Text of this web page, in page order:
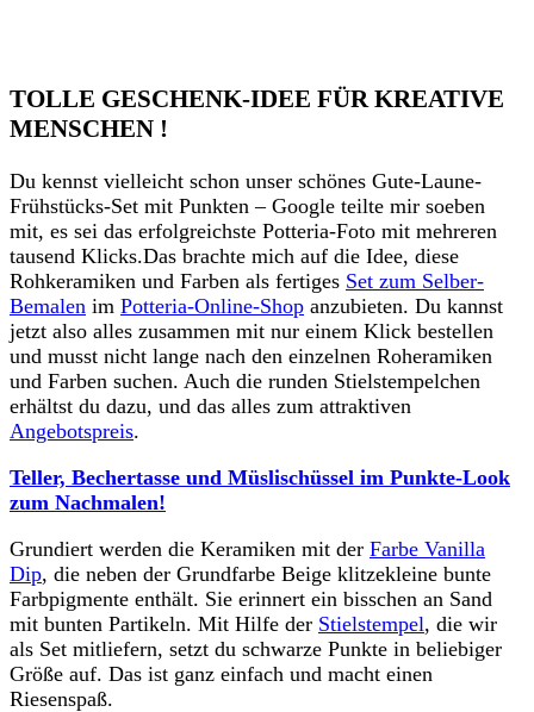
TOLLE GESCHENK-IDEE FÜR KREATIVE
MENSCHEN !
Du kennst vielleicht schon unser schönes Gute-Laune-
Frühstücks-Set mit Punkten – Google teilte mir soeben
mit, es sei das erfolgreichste Potteria-Foto mit mehreren
tausend Klicks.Das brachte mich auf die Idee, diese
Rohkeramiken und Farben als fertiges Set zum Selber-
Bemalen im Potteria-Online-Shop anzubieten. Du kannst
jetzt also alles zusammen mit nur einem Klick bestellen
und musst nicht lange nach den einzelnen Roheramiken
und Farben suchen. Auch die runden Stielstempelchen
erhältst du dazu, und das alles zum attraktiven
Angebotspreis.
Teller, Bechertasse und Müslischüssel im Punkte-Look
zum Nachmalen!
Grundiert werden die Keramiken mit der Farbe Vanilla
Dip, die neben der Grundfarbe Beige klitzekleine bunte
Farbpigmente enthält. Sie erinnert ein bisschen an Sand
mit bunten Partikeln. Mit Hilfe der Stielstempel, die wir
als Set mitliefern, setzt du schwarze Punkte in beliebiger
Größe auf. Das ist ganz einfach und macht einen
Riesenspaß.